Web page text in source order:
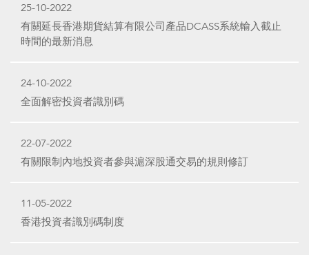
25-10-2022
有關延長香港期貨結算有限公司產品DCASS系統輸入截止
時間的最新消息
24-10-2022
全面解密投資者識別碼
22-07-2022
有關限制內地投資者參與滬深股通交易的規則修訂
11-05-2022
香港投資者識別碼制度